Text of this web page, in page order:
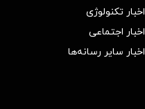
اخبار تکنولوژی
اخبار اجتماعی
اخبار سایر رسانه‌‌ها